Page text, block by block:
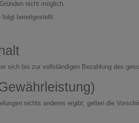
nicht möglich.
folgt bereitgestellt:
sich bis zur vollständigen Bezahlung des
nichts anderes ergibt, gelten die